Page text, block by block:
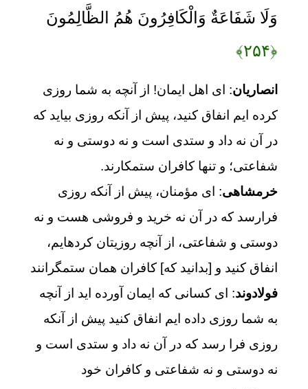
وَلَا شَفَاعَةٌ وَالْكَافِرُونَ هُمُ الظَّالِمُونَ
﴿۲۵۴﴾
انصاریان: ای اهل ایمان! از آنچه به شما روزی
کرده ایم انفاق کنید، پیش از آنکه روزی بیاید که
در آن نه داد و ستدی است و نه دوستی و نه
شفاعتی؛ و تنها کافران ستمکارند.
خرمشاهی: اى مؤمنان، پيش از آنكه روزى
فرارسد كه در آن نه خريد و فروشى هست و نه
دوستى و شفاعتى، از آنچه روزيتان كرده‏ايم،
انفاق كنيد و [بدانيد كه‏] كافران همان ستمگرانند
فولادوند: اى كسانى كه ايمان آورده‏ ايد از آنچه
به شما روزى داده‏ ايم انفاق كنيد پيش از آنكه
روزى فرا رسد كه در آن نه داد و ستدى است و
نه دوستى و نه شفاعتى و كافران خود